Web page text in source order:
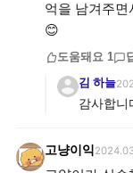
억을 남겨주
도움돼요 1
김 하늘
감사합니
고냥이익